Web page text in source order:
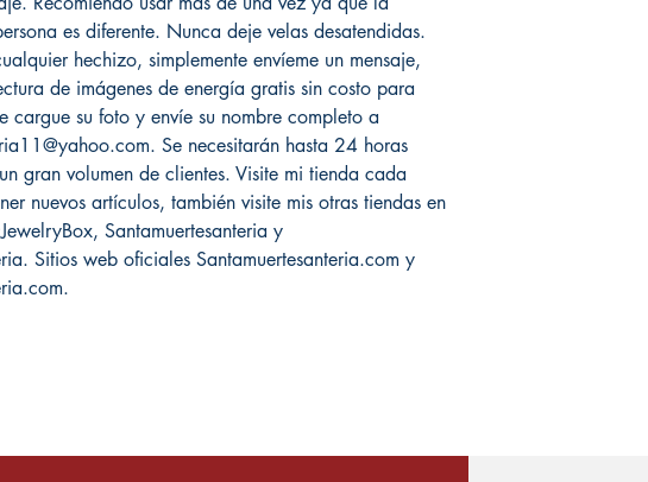
es diferente. Nunca deje velas desatendidas.
hechizo, simplemente envíeme un mensaje,
de imágenes de energía gratis sin costo para
cargue su foto y envíe su nombre completo a
Se necesitarán hasta 24 horas
gran volumen de clientes. Visite mi tienda cada
nuevos artículos, también visite mis otras tiendas en
Santamuertesanteria y
Sitios web oficiales Santamuertesanteria.com y